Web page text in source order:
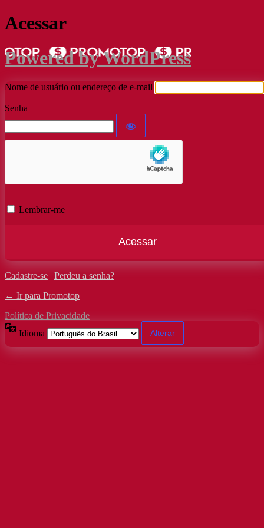
Acessar
Powered by WordPress
Nome de usuário ou endereço de e-mail
Senha
Lembrar-me
Cadastre-se | Perdeu a senha?
← Ir para Promotop
Política de Privacidade
Idioma